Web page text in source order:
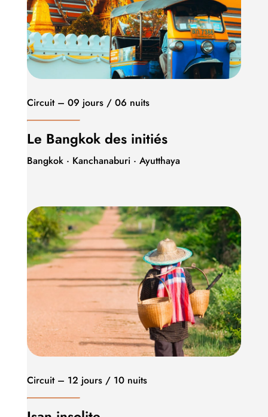
Circuit – 09 jours / 06 nuits
Le Bangkok des initiés
Bangkok · Kanchanaburi · Ayutthaya
Circuit – 12 jours / 10 nuits